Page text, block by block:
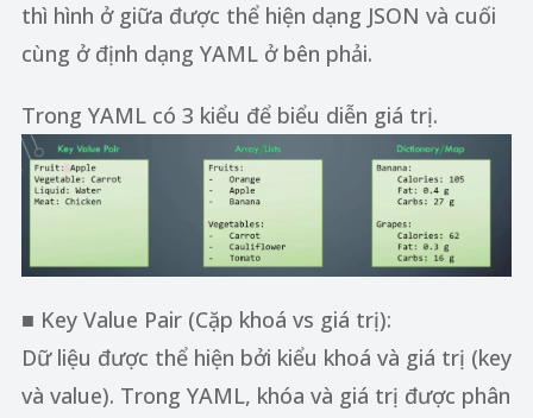
thì hình ở giữa được thể hiện dạng JSON và cuối
cùng ở định dạng YAML ở bên phải.
Trong YAML có 3 kiểu để biểu diễn giá trị.
■ Key Value Pair (Cặp khoá vs giá trị):
Dữ liệu được thể hiện bởi kiểu khoá và giá trị (key
và value). Trong YAML, khóa và giá trị được phân